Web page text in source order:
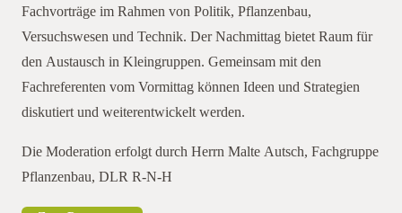
Fachvorträge im Rahmen von Politik, Pflanzenbau,
Versuchswesen und Technik. Der Nachmittag bietet Raum für
den Austausch in Kleingruppen. Gemeinsam mit den
Fachreferenten vom Vormittag können Ideen und Strategien
diskutiert und weiterentwickelt werden.
Die Moderation erfolgt durch Herrn Malte Autsch, Fachgruppe
Pflanzenbau, DLR R-N-H